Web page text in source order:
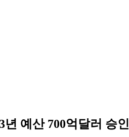
예산 700억달러 승인